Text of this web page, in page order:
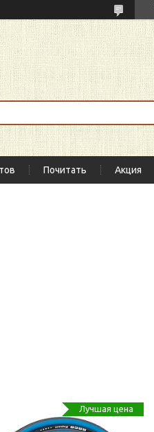
Почитать Акция
Лучшая цена